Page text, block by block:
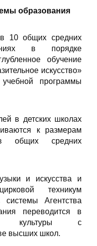
образования
10 общих средних
в порядке
обучение
искусство»
программы
в детских школах
к размерам
общих средних
и искусства и
техникум
системы Агентства
переводится в
культуры с
высших школ.